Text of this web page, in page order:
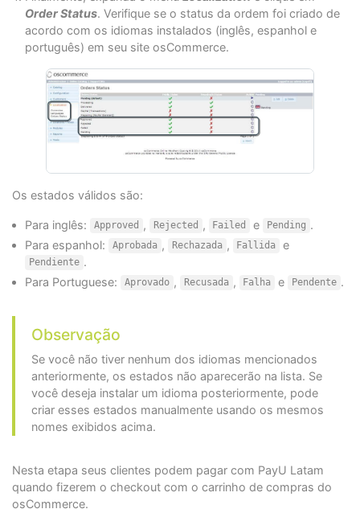
Order Status. Verifique se o status da ordem foi criado de
acordo com os idiomas instalados (inglês, espanhol e
português) em seu site osCommerce.
Os estados válidos são:
Para inglês: Approved , Rejected , Failed e Pending .
Para espanhol:
Aprobada , Rechazada , Fallida e
Pendiente .
Para Portuguese:
Aprovado , Recusada , Falha e Pendente .
Observação
Se você não tiver nenhum dos idiomas mencionados
anteriormente, os estados não aparecerão na lista. Se
você deseja instalar um idioma posteriormente, pode
criar esses estados manualmente usando os mesmos
nomes exibidos acima.
Nesta etapa seus clientes podem pagar com PayU Latam
quando fizerem o checkout com o carrinho de compras do
osCommerce.